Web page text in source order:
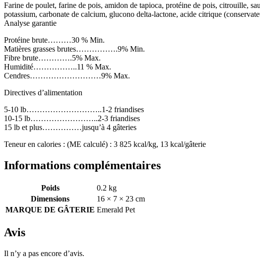
Farine de poulet, farine de pois, amidon de tapioca, protéine de pois, citrouille,
potassium, carbonate de calcium, glucono delta-lactone, acide citrique
Analyse garantie
Protéine brute………30 % Min.
Matières grasses brutes…………….9% Min.
Fibre brute………….5% Max.
Humidité……………..11 % Max.
Cendres………………………9% Max.
Directives d’alimentation
5-10 lb………………………..1-2 friandises
10-15 lb……………………..2-3 friandises
15 lb et plus……………jusqu’à 4 gâteries
Teneur en calories : (ME calculé) : 3 825 kcal/kg, 13 kcal/gâterie
Informations complémentaires
Poids
0.2 kg
Dimensions
16 × 7 × 23 cm
MARQUE DE GÂTERIE Emerald Pet
Avis
Il n’y a pas encore d’avis.